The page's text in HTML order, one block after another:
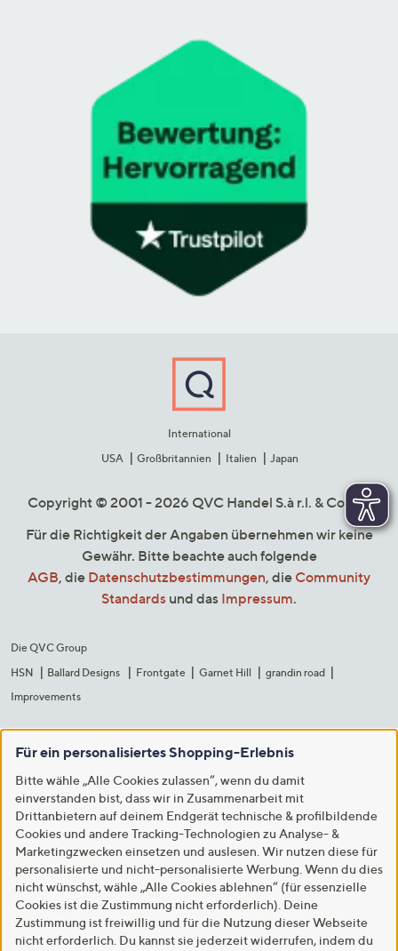
International
USA
Großbritannien Italien Japan
Copyright © 2001 - 2026 QVC Handel S.à r.l. & Co. KG
Für die Richtigkeit der Angaben übernehmen wir keine
Gewähr. Bitte beachte auch folgende
AGB, die Datenschutzbestimmungen, die Community
Standards und das Impressum.
Die QVC Group
HSN
Ballard Designs Frontgate Garnet Hill
grandin road
Improvements
Für ein personalisiertes Shopping-Erlebnis
Bitte wähle „Alle Cookies zulassen“, wenn du damit
einverstanden bist, dass wir in Zusammenarbeit mit
Drittanbietern auf deinem Endgerät technische & profilbildende
Cookies und andere Tracking-Technologien zu Analyse- &
Marketingzwecken einsetzen und auslesen. Wir nutzen diese für
personalisierte und nicht-personalisierte Werbung. Wenn du dies
nicht wünschst, wähle „Alle Cookies ablehnen“ (für essenzielle
Cookies ist die Zustimmung nicht erforderlich). Deine
Zustimmung ist freiwillig und für die Nutzung dieser Webseite
nicht erforderlich. Du kannst sie jederzeit widerrufen, indem du